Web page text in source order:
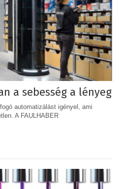
a sebesség a lényeg
automatizálást igényel, ami
A FAULHABER